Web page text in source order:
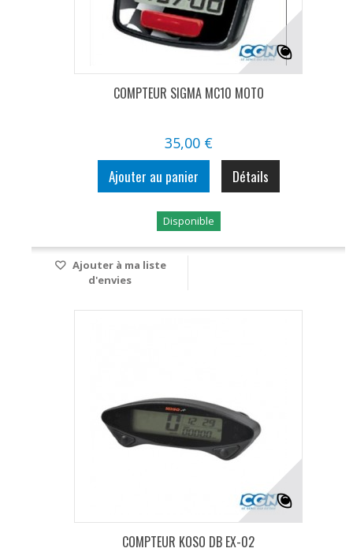
COMPTEUR SIGMA MC10 MOTO
35,00 €
Ajouter au panier Détails
Disponible
Ajouter à ma liste
d'envies
COMPTEUR KOSO DB EX-02